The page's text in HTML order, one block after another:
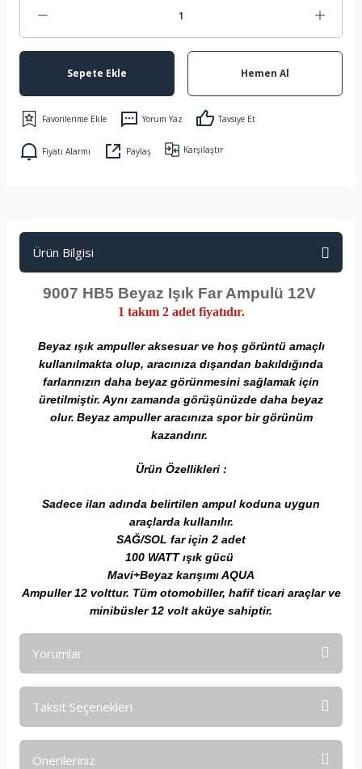
Sepete Ekle Hemen Al
Yorum Yaz Tavsiye Et
Fiyatı Alarmı Paylaş Karşılaştır
Ürün Bilgisi
9007 HB5 Beyaz Işık Far Ampulü 12V
1 takım 2 adet fiyatıdır.
Beyaz ışık ampuller aksesuar ve hoş görüntü amaçlı
kullanılmakta olup, aracınıza dışarıdan bakıldığında
farlarınızın daha beyaz görünmesini sağlamak için
üretilmiştir. Aynı zamanda görüşünüzde daha beyaz
olur. Beyaz ampuller aracınıza spor bir görünüm
kazandırır.
Ürün Özellikleri :
Sadece ilan adında belirtilen ampul koduna uygun
araçlarda kullanılır.
SAĞ/SOL far için 2 adet
100 WATT ışık gücü
Mavi+Beyaz karışımı AQUA
Ampuller 12 volttur. Tüm otomobiller, hafif ticari araçlar ve
minibüsler 12 volt aküye sahiptir.
Yorumlar
Taksit Seçenekleri
Önerileriniz